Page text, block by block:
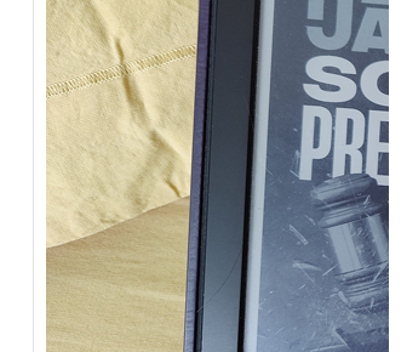
Je bouquine #149
Sans grande surprise, j’ai
replongé dans la série
« Roy Grace »…